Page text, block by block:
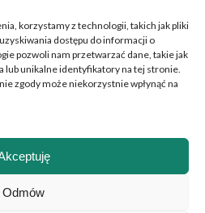
korzystamy z technologii, takich jak pliki
dostępu do informacji o
pozwoli nam przetwarzać dane, takie jak
lub unikalne identyfikatory na tej stronie.
zgody może niekorzystnie wpłynąć na
OdmówPoland Cancer Centre